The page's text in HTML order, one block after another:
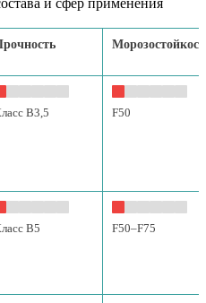
и сфер применения
B3,5 F50
B5 F50–F75